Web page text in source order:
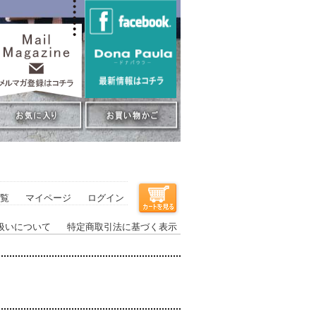
マイページ ログイン
いについて 特定商取引法に基づく表示